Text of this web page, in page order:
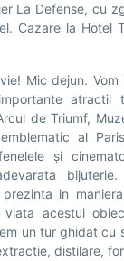
La Defense, cu
Cazare la Hotel
vie! Mic dejun.
atractii
de Triumf,
al
și
in
viata acestui
un tur ghidat cu
distilare,